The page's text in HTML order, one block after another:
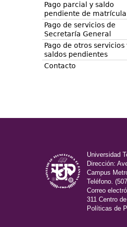
Pago parcial y saldo
pendiente de matrícula
Pago de servicios de
Secretaría General
Pago de otros servicios
saldos pendientes
Contacto
Universidad
Dirección:
Campus
Teléfono.
Correo
311 Centro
Políticas de